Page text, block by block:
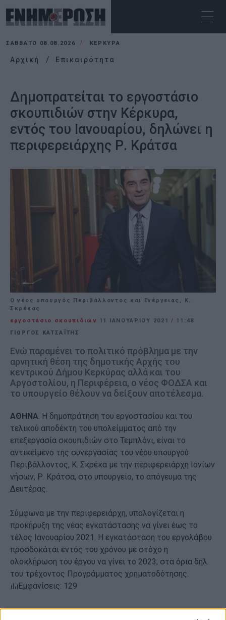
ΣΆΒΒΑΤΟ 08.08.2026 ΚΕΡΚΥΡΑ
Αρχική Επικαιρότητα
Δημοπρατείται το εργοστάσιο
σκουπιδιών στην Κέρκυρα,
εντός του Ιανουαρίου, δηλώνει η
περιφερειάρχης Ρ. Κράτσα
Ο νέος υπουργός Περιβάλλοντος και Ενέργειας, Κ.
Σκρέκας
εργοστάσιο σκουπιδιών
11 ΙΑΝΟΥΑΡΊΟΥ 2021/ 11:48
ΓΙΩΡΓΟΣ ΚΑΤΣΑΪΤΗΣ
Ενώ παραμένει το πολιτικό πρόβλημα με την
αρνητική θέση της δημοτικής Αρχής του
κεντρικού Δήμου Κερκύρας αλλά και του
Αργοστολίου, η Περιφέρεια, ο νέος ΦΟΔΣΑ και
το υπουργείο θέλουν να δείξουν αποτέλεσμα.
ΑΘΗΝΑ . Η δημοπράτηση του εργοστασίου και του
τελικού αποδέκτη του υπολείμματος από την
επεξεργασία σκουπιδιών στο Τεμπλόνι, είναι το
αντικείμενο της συνεργασίας του νέου υπουργού
Περιβάλλοντος, Κ. Σκρέκα με την περιφερειάρχη Ιονίων
νήσων, Ρ. Κράτσα, στο υπουργείο, το απόγευμα της
Δευτέρας.
Σύμφωνα με την περιφερειάρχη, υπολογίζεται η
προκήρυξη της νέας εγκατάστασης να γίνει έως το
τέλος Ιανουαρίου 2021. Η εγκατάσταση του εργολάβου
προσδοκάται εντός του χρόνου με στόχο η
ολοκλήρωση του έργου να γίνει το 2023, στα όρια δηλ.
του τρέχοντος Προγράμματος χρηματοδότησης.
Εμφανίσεις: 129